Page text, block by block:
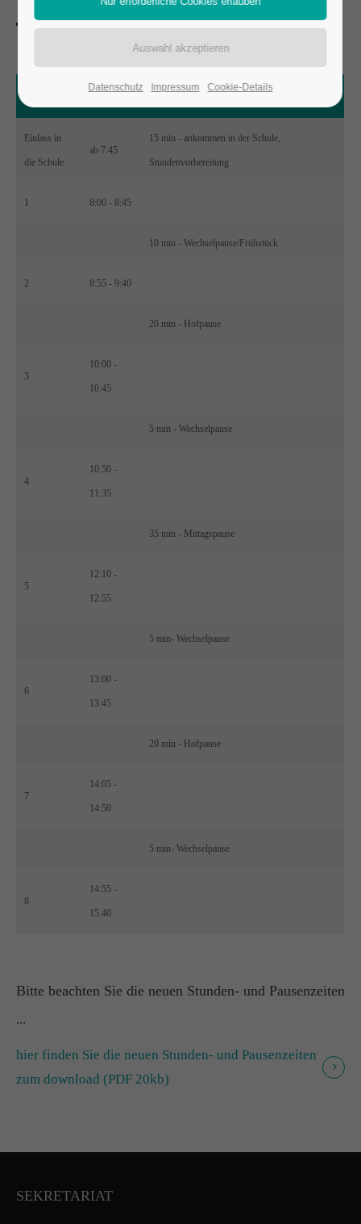
Einlass in
die Schule
ab 7:45
15 min - ankommen in der Schule,
Stundenvorbereitung
1 8:00 - 8:45
10 min - Wechselpause/Frühstück
2 8:55 - 9:40
20 min - Hofpause
3
10:00 -
10:45
5 min - Wechselpause
4
10:50 -
11:35
35 min - Mittagspause
5
12:10 -
12:55
5 min- Wechselpause
6
13:00 -
13:45
20 min - Hofpause
7
14:05 -
14:50
5 min- Wechselpause
8
14:55 -
15:40
Bitte beachten Sie die neuen Stunden- und Pausenzeiten
...
hier finden Sie die neuen Stunden- und Pausenzeiten
zum download (PDF 20kb)
SEKRETARIAT
Datenschutz Impressum Cookie-Details